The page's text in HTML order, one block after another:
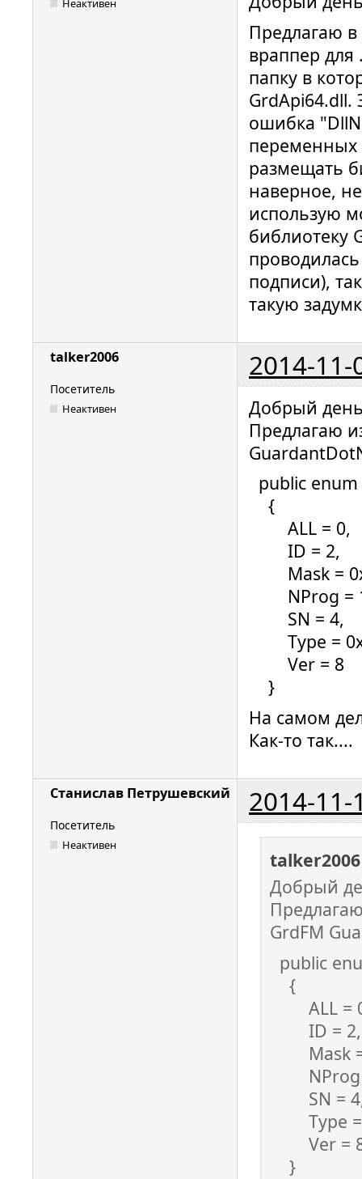
Неактивен
Предлагаю
враппер
папку в
GrdApi64.dll.
ошибка
переменных
размещать
наверное,
использую
библиотеку
подписи),
такую
talker2006 2014-11-
Посетитель
Неактивен
Добрый
Предлагаю
public enum
{
ALL = 0,
ID = 2,
Mask =
NProg =
SN = 4,
Type =
Ver = 8
}
На самом
Как-то так....
Станислав Петрушевский 2014-11-
Посетитель
Неактивен
Добрый
GrdFM
public
{
ALL =
ID = 2,
Mask =
NProg
SN =
Type =
Ver =
}